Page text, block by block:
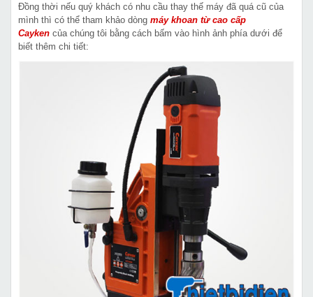
Đồng thời nếu quý khách có nhu cầu thay thế máy đã quá cũ của
mình thì có thể tham khảo dòng máy khoan từ cao cấp
Cayken của chúng tôi bằng cách bấm vào hình ảnh phía dưới để
biết thêm chi tiết: